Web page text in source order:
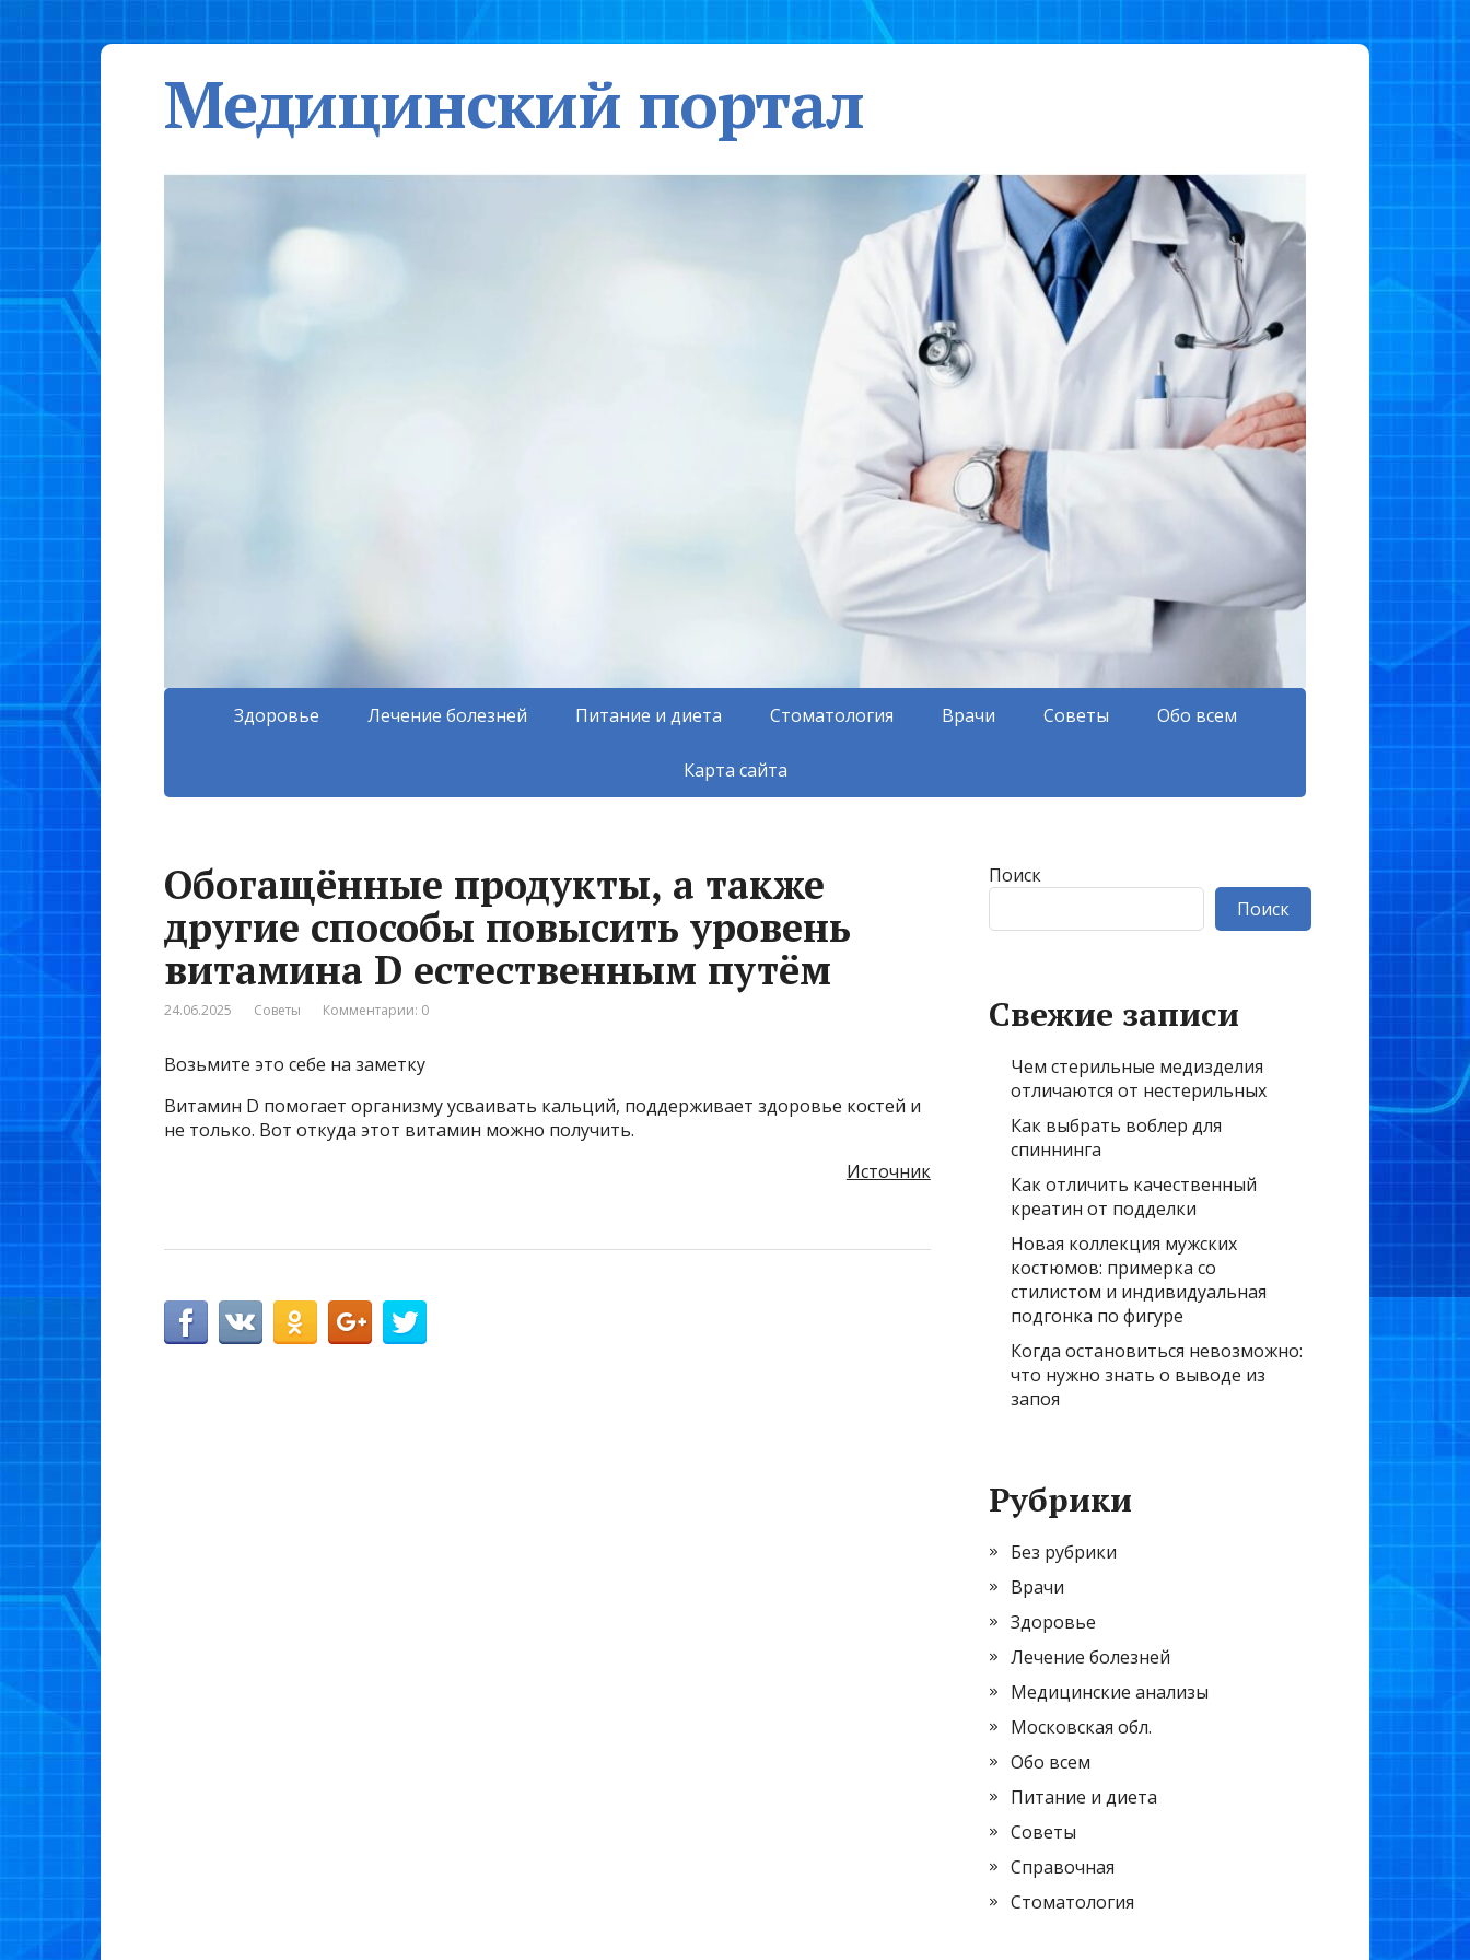
Медицинский портал
Здоровье Лечение болезней Питание и диета Стоматология Врачи Советы Обо всем
Карта сайта
Обогащённые продукты, а также
другие способы повысить уровень
витамина D естественным путём
24.06.2025 Советы Комментарии: 0
Возьмите это себе на заметку
Витамин D помогает организму усваивать кальций, поддерживает здоровье костей и
не только. Вот откуда этот витамин можно получить.
Источник
Поиск
Поиск
Свежие записи
Чем стерильные медизделия
отличаются от нестерильных
Как выбрать воблер для
спиннинга
Как отличить качественный
креатин от подделки
Новая коллекция мужских
костюмов: примерка со
стилистом и индивидуальная
подгонка по фигуре
Когда остановиться невозможно:
что нужно знать о выводе из
запоя
Рубрики
Без рубрики
Врачи
Здоровье
Лечение болезней
Медицинские анализы
Московская обл.
Обо всем
Питание и диета
Советы
Справочная
Стоматология